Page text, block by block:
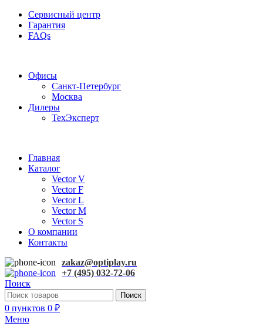
Сервисный центр
Гарантия
FAQs
Офисы
Санкт-Петербург
Москва
Дилеры
ТехЭксперт
Главная
Каталог
Vector V
Vector F
Vector L
Vector M
Vector S
О компании
Контакты
zakaz@optiplay.ru
+7 (495) 032-72-06
Поиск
Поиск
0 пунктов 0 ₽
Меню